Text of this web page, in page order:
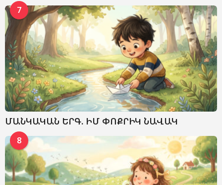
7
ՄԱՆԿԱԿԱՆ ԵՐԳ. ԻՄ ՓՈՔՐԻԿ ՆԱՎԱԿ
8